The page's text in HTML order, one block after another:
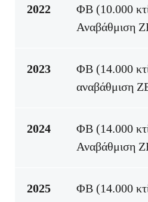
2022
ΦΒ (10.000
Αναβάθμιση
2023
ΦΒ (14.000
αναβάθμιση
2024
ΦΒ (14.000
Αναβάθμιση
2025
ΦΒ (14.000